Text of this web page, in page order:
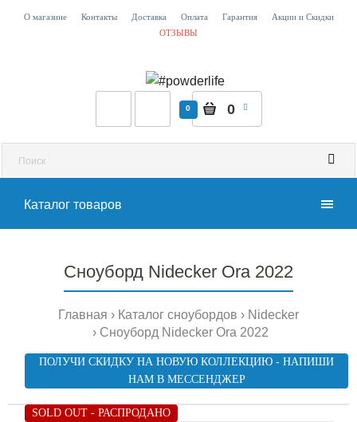
О магазине Контакты Доставка Оплата Гарантия
Акции и Скидки
ОТЗЫВЫ
0 0
Каталог товаров
Сноуборд Nidecker Ora 2022
Главная Каталог сноубордов
Nidecker
Сноуборд Nidecker Ora 2022
SOLD OUT - РАСПРОДАНО
ПОЛУЧИ СКИДКУ НА НОВУЮ КОЛЛЕКЦИЮ - НАПИШИ
НАМ В МЕССЕНДЖЕР